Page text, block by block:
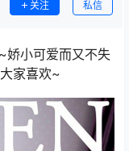
关注 私信
娇小可爱而又不失
家喜欢~